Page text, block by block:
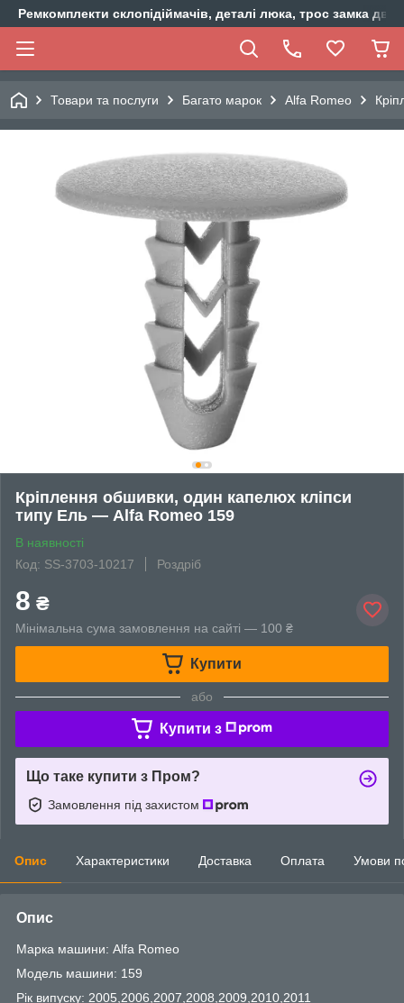
Ремкомплекти склопідіймачів, деталі люка, трос замка
Товари та послуги Багато марок Alfa Romeo
Кріплення обшивки, один капелюх кліпси
типу Ель — Alfa Romeo 159
В наявності
Код: SS-3703-10217
Роздріб
8 ₴
Мінімальна сума замовлення на сайті — 100 ₴
Купити
або
Купити з
Що таке купити з Пром?
Замовлення під захистом
Опис Характеристики Доставка Оплата Умови
Опис
Марка машини: Alfa Romeo
Модель машини: 159
Рік випуску: 2005,2006,2007,2008,2009,2010,2011